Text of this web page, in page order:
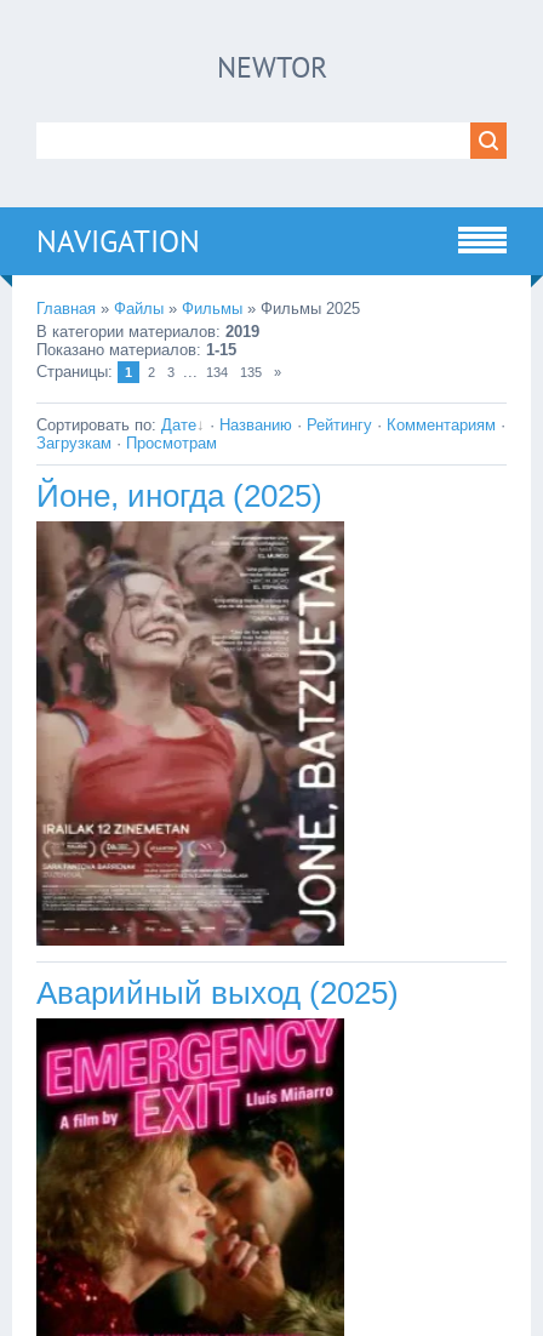
NEWTOR
NAVIGATION
Главная » Файлы » Фильмы » Фильмы 2025
В категории материалов: 2019
Показано материалов: 1-15
Страницы: 1 2 3 ... 134 135 »
Сортировать по: Дате · Названию · Рейтингу · Комментариям ·
Загрузкам · Просмотрам
Йоне, иногда (2025)
Аварийный выход (2025)